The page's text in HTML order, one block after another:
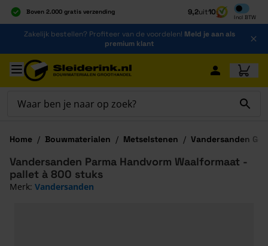
Boven 2.000 gratis verzending
Al 40 jaar dé specialist
Alles onder één dak
9,2uit10
Incl BTW
Inclusief
Ga naar de inhoud
Zakelijk bestellen? Profiteer van de voordelen! Meld je aan als
premium klant
Ga naar hoofdinhoud
Home / Bouwmaterialen / Metselstenen / Vandersanden
Vandersanden Parma Handvorm Waalformaat -
pallet à 800 stuks
Merk: Vandersanden